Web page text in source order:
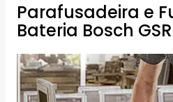
Parafusadeira e
Bateria Bosch GSR